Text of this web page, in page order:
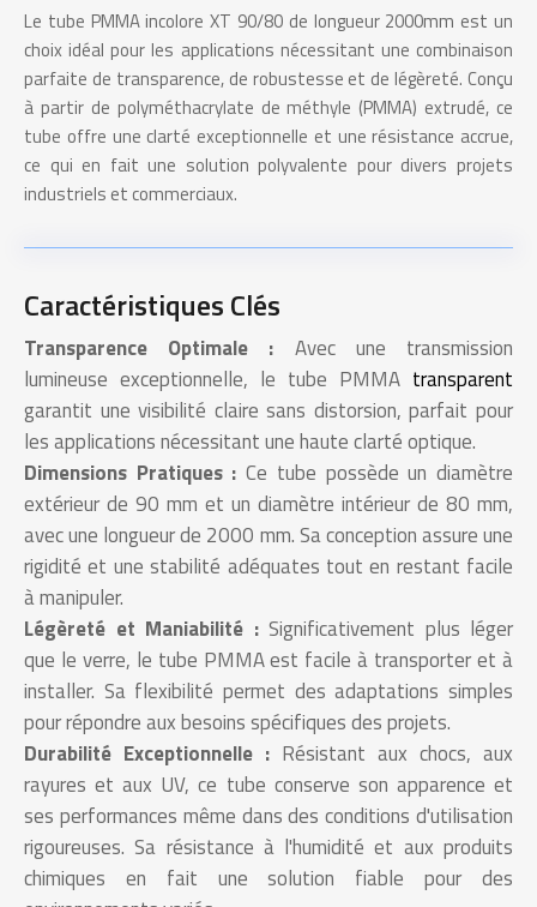
Le tube PMMA incolore XT 90/80 de longueur 2000mm est un
choix idéal pour les applications nécessitant une combinaison
parfaite de transparence, de robustesse et de légèreté. Conçu
à partir de polyméthacrylate de méthyle (PMMA) extrudé, ce
tube offre une clarté exceptionnelle et une résistance accrue,
ce qui en fait une solution polyvalente pour divers projets
industriels et commerciaux.
Caractéristiques Clés
Transparence Optimale : Avec une transmission
lumineuse exceptionnelle, le tube PMMA transparent
garantit une visibilité claire sans distorsion, parfait pour
les applications nécessitant une haute clarté optique.
Dimensions Pratiques : Ce tube possède un diamètre
extérieur de 90 mm et un diamètre intérieur de 80 mm,
avec une longueur de 2000 mm. Sa conception assure une
rigidité et une stabilité adéquates tout en restant facile
à manipuler.
Légèreté et Maniabilité :Significativement plus léger
que le verre, le tube PMMA est facile à transporter et à
installer. Sa flexibilité permet des adaptations simples
pour répondre aux besoins spécifiques des projets.
Durabilité Exceptionnelle : Résistant aux chocs, aux
rayures et aux UV, ce tube conserve son apparence et
ses performances même dans des conditions d'utilisation
rigoureuses. Sa résistance à l'humidité et aux produits
chimiques en fait une solution fiable pour des